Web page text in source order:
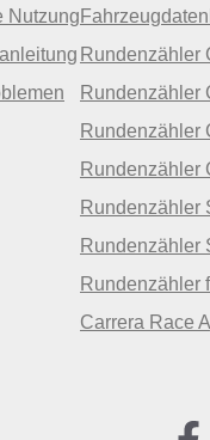
Nutzung
Rundenzähler
Rundenzähler
Rundenzähler
Rundenzähler
Rundenzähler
Rundenzähler
Rundenzähler
Carrera Race